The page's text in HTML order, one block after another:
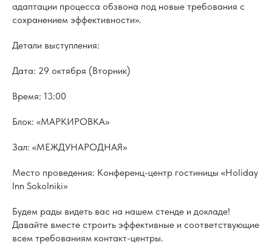
адаптации процесса обзвона под новые требования с
сохранением эффективности».
Детали выступления:
Дата: 29 октября (Вторник)
Время: 13:00
Блок: «МАРКИРОВКА»
Зал: «МЕЖДУНАРОДНАЯ»
Место проведения: Конференц-центр гостиницы «Holiday
Inn Sokolniki»
Будем рады видеть вас на нашем стенде и докладе!
Давайте вместе строить эффективные и соответствующие
всем требованиям контакт-центры.